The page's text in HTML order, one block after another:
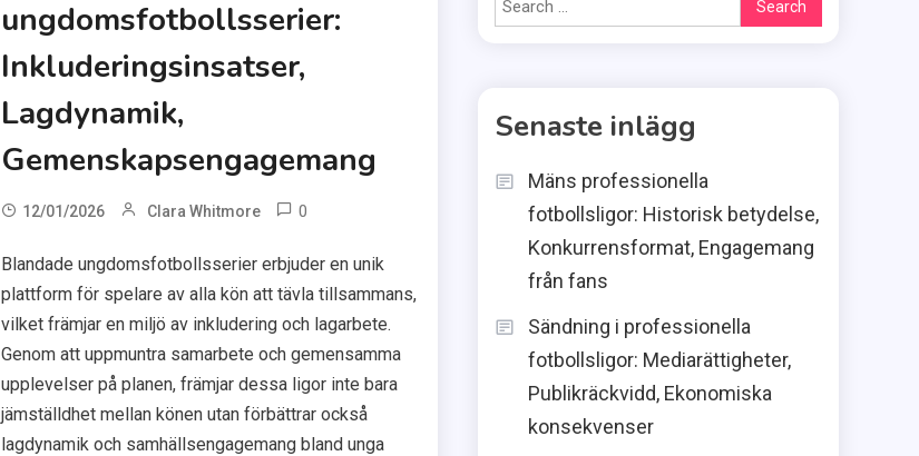
ungdomsfotbollsserier:
Inkluderingsinsatser,
Lagdynamik,
Gemenskapsengagemang
12/01/2026 Clara Whitmore 0
Blandade ungdomsfotbollsserier erbjuder en unik
plattform för spelare av alla kön att tävla tillsammans,
vilket främjar en miljö av inkludering och lagarbete.
Genom att uppmuntra samarbete och gemensamma
upplevelser på planen, främjar dessa ligor inte bara
jämställdhet mellan könen utan förbättrar också
lagdynamik och samhällsengagemang bland unga
for:
Senaste inlägg
Mäns professionella
fotbollsligor: Historisk betydelse,
Konkurrensformat, Engagemang
från fans
Sändning i professionella
fotbollsligor: Mediarättigheter,
Publikräckvidd, Ekonomiska
konsekvenser